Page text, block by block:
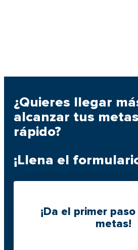
¿Quieres llegar
alcanzar tus
rápido?
¡Llena el
¡Da el primer
metas!